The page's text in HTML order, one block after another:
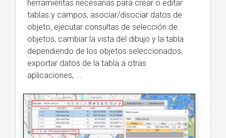
herramientas necesarias para crear o editar
tablas y campos, asociar/disociar datos de
objeto, ejecutar consultas de selección de
objetos, cambiar la vista del dibujo y la tabla
dependiendo de los objetos seleccionados,
exportar datos de la tabla a otras
aplicaciones, ...